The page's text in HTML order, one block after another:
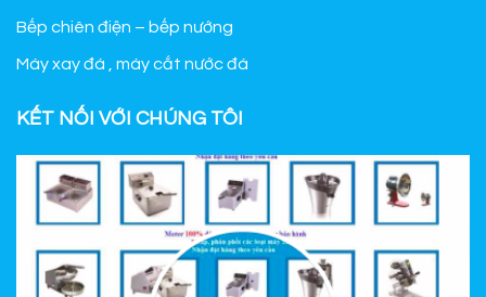
Bếp chiên điện – bếp nướng
Máy xay đá , máy cắt nước đá
KẾT NỐI VỚI CHÚNG TÔI